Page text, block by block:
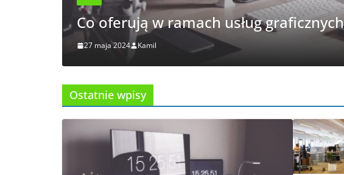
Co oferują w ramach usług graficznych?
27 maja 2024 Kamil
Ostatnie wpisy